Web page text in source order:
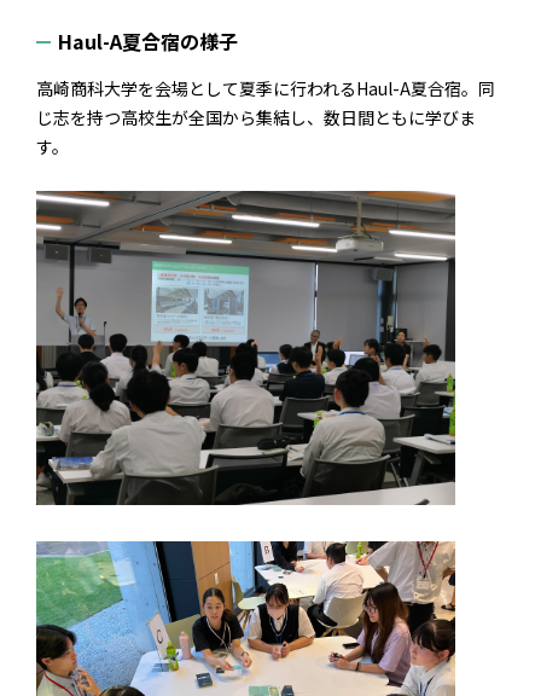
Haul-A夏合宿の様子
高崎商科大学を会場として夏季に行われるHaul-A夏合宿。同
じ志を持つ高校生が全国から集結し、数日間ともに学びま
す。